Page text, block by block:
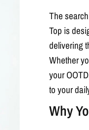
The
Top is
delivering
Whether
your
to your
Why